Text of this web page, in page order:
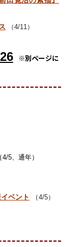
（4/11）
※別ページに
（4/5、通年）
ベント （4/5）